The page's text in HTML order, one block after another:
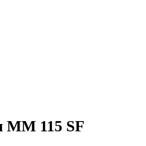
ММ 115 SF